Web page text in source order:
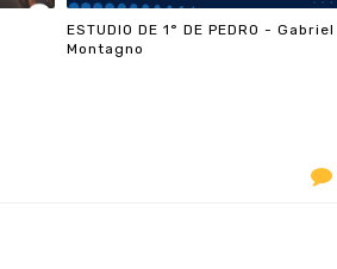
ESTUDIO DE 1° DE PEDRO - Gabriel
Montagno